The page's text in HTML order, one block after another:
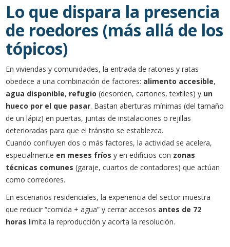
Lo que dispara la presencia
de roedores (más allá de los
tópicos)
En viviendas y comunidades, la entrada de ratones y ratas
obedece a una combinación de factores: alimento accesible,
agua disponible, refugio (desorden, cartones, textiles) y un
hueco por el que pasar. Bastan aberturas mínimas (del tamaño
de un lápiz) en puertas, juntas de instalaciones o rejillas
deterioradas para que el tránsito se establezca.
Cuando confluyen dos o más factores, la actividad se acelera,
especialmente en meses fríos y en edificios con zonas
técnicas comunes (garaje, cuartos de contadores) que actúan
como corredores.
En escenarios residenciales, la experiencia del sector muestra
que reducir “comida + agua” y cerrar accesos antes de 72
horas limita la reproducción y acorta la resolución.